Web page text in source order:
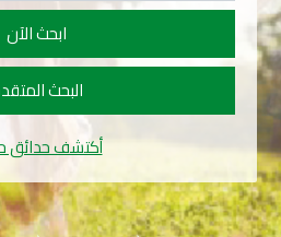
ابحث الآن
البحث
أكتشف حدائق